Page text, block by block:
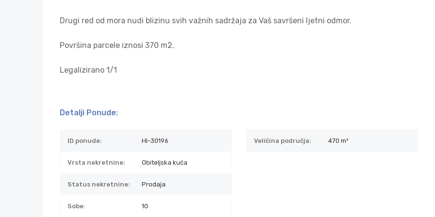
Drugi red od mora nudi blizinu svih važnih sadržaja za Vaš savršeni ljetni odmor.
Površina parcele iznosi 370 m2.
Legalizirano 1/1
Detalji Ponude:
ID ponude: HI-30196
Vrsta nekretnine: Obiteljska kuća
Status nekretnine: Prodaja
Sobe: 10
Veličina područja: 470 m²